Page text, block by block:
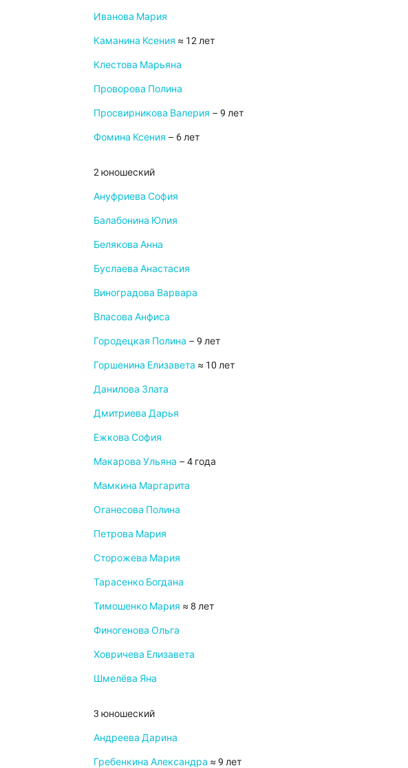
Иванова Мария
Каманина Ксения ≈ 12 лет
Клестова Марьяна
Проворова Полина
Просвирникова Валерия – 9 лет
Фомина Ксения – 6 лет
2 юношеский
Ануфриева София
Балабонина Юлия
Белякова Анна
Буслаева Анастасия
Виноградова Варвара
Власова Анфиса
Городецкая Полина – 9 лет
Горшенина Елизавета ≈ 10 лет
Данилова Злата
Дмитриева Дарья
Ежкова София
Макарова Ульяна – 4 года
Мамкина Маргарита
Оганесова Полина
Петрова Мария
Сторожева Мария
Тарасенко Богдана
Тимошенко Мария ≈ 8 лет
Финогенова Ольга
Ховричева Елизавета
Шмелёва Яна
3 юношеский
Андреева Дарина
Гребенкина Александра ≈ 9 лет